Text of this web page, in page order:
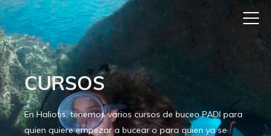
CURSOS
En Haliotis, tenemos varios cursos de buceo PADI para
quien quiere empezar a bucear o para quien ya se